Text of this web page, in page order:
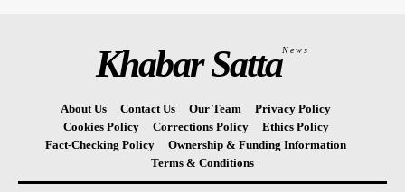
Khabar SattaNews
About Us Contact Us Our Team
Privacy Policy
Cookies Policy
Corrections Policy
Ethics Policy
Fact-Checking Policy
Ownership & Funding Information
Terms & Conditions